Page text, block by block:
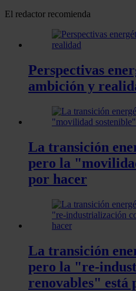
El redactor recomienda
Perspectivas
ambición y
La transición
pero la
por hacer
La transición
pero la "re-
renovables" está